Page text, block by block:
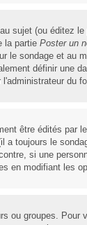
sujet (ou éditez
la partie Poster un
le sondage et au
définir une
du
être édités par
a toujours le
si une
en modifiant les
ou groupes.